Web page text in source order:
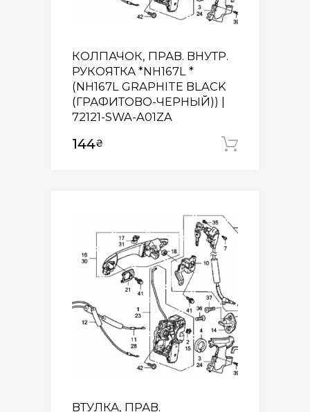
КОЛПАЧОК, ПРАВ. ВНУТР.
РУКОЯТКА *NH167L *
(NH167L GRAPHITE BLACK
(ГРАФИТОВО-ЧЕРНЫЙ)) |
72121-SWA-A01ZA
144₴
ВТУЛКА, ПРАВ.